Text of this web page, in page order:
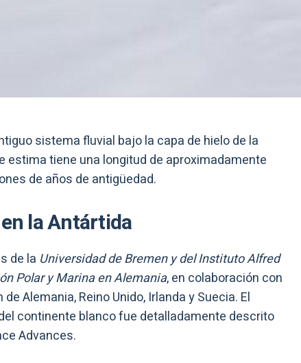
sistema fluvial bajo la capa de hielo de la
estima tiene una longitud de aproximadamente
de años de antigüedad.
la Antártida
de la Universidad de Bremen y del Instituto Alfred
Polar y Marina en Alemania, en colaboración con
Alemania, Reino Unido, Irlanda y Suecia. El
continente blanco fue detalladamente descrito
Advances.